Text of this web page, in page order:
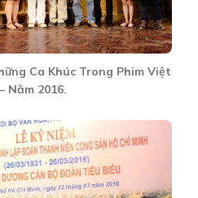
Ca Khúc Trong Phim Việt
Năm 2016.